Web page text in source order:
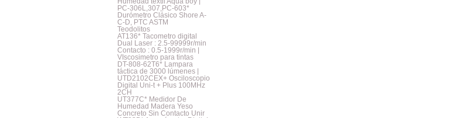
PC-306L,307,PC-603*
Durómetro Clásico Shore A-
C-D, PTC ASTM
Teodolitos
AT136* Tacometro digital
Dual Laser : 2.5-99999r/min
Contacto : 0.5-1999r/min |
VIscosimetro para tintas
DT-808-62T6* Lampara
táctica de 3000 lúmenes |
UTD2102CEX+ Osciloscopio
Digital Uni-t + Plus 100MHz
2CH
UT377C* Medidor De
Humedad Madera Yeso
Concreto Sin Contacto Unir